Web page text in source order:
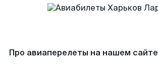
Про авиаперелеты на нашем сайте